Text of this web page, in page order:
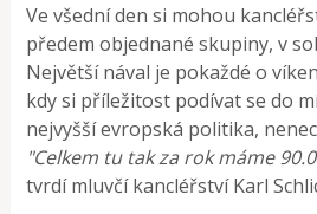
Ve všední den si mohou
předem objednané skupiny, v
Největší nával je pokaždé o
kdy si příležitost podívat se do
nejvyšší evropská politika,
"Celkem tu tak za rok máme
tvrdí mluvčí kancléřství Karl